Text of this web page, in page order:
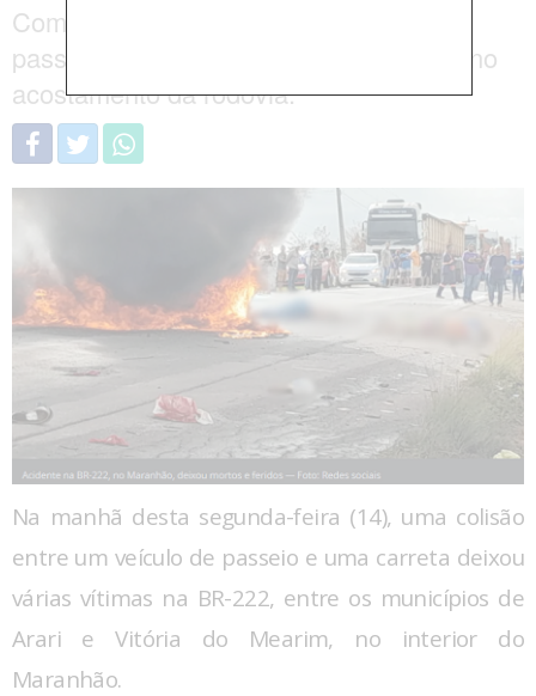
Com o impacto do acidente, veículo de
passeio pegou fogo e a carreta tombou no
acostamento da rodovia.
Na manhã desta segunda-feira (14), uma colisão
entre um veículo de passeio e uma carreta deixou
várias vítimas na BR-222, entre os municípios de
Arari e Vitória do Mearim, no interior do
Maranhão.